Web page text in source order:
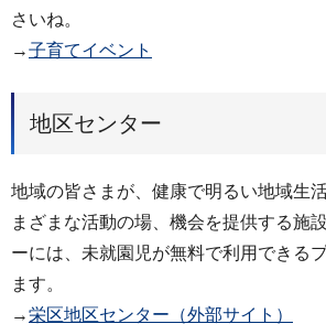
さいね。
→子育てイベント
地区センター
地域の皆さまが、健康で明るい地域生
まざまな活動の場、機会を提供する施
ーには、未就園児が無料で利用できる
ます。
→栄区地区センター（外部サイト）